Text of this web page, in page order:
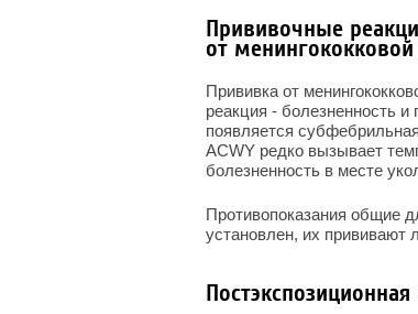
Прививочные
от
Прививка от
реакция - болезненность
появляется
ACWY редко вызывает
болезненность в месте
Противопоказания общие
установлен, их прививают